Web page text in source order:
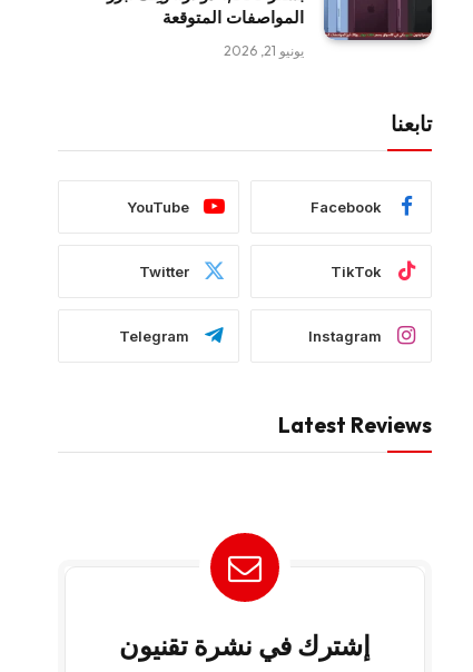
المواصفات المتوقعة
يونيو 21, 2026
تابعنا
Facebook
YouTube
TikTok
Twitter
Instagram
Telegram
Latest Reviews
إشترك في نشرة تقنيون